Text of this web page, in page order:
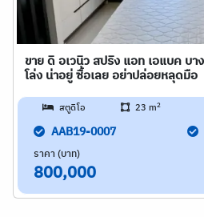
ขาย ดิ อเวนิว สปริง แอท เอแบค บา
โล่ง น่าอยู่ ซื้อเลย อย่าปล่อยหลุดมือ
สตูดิโอ 23 m2
AAB19-0007
ราคา (บาท)
800,000